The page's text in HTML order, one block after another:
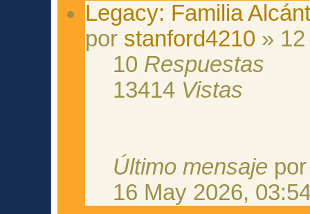
Legacy: Familia
por stanford4210 »
10 Respuestas
13414 Vistas
Último mensaje
16 May 2026,